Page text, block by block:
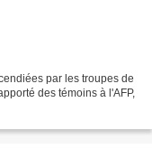
par les troupes de
des témoins à l'AFP,